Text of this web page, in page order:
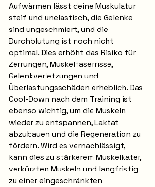
Aufwärmen lässt deine Muskulatur
steif und unelastisch, die Gelenke
sind ungeschmiert, und die
Durchblutung ist noch nicht
optimal. Dies erhöht das Risiko für
Zerrungen, Muskelfaserrisse,
Gelenkverletzungen und
Überlastungsschäden erheblich. Das
Cool-Down nach dem Training ist
ebenso wichtig, um die Muskeln
wieder zu entspannen, Laktat
abzubauen und die Regeneration zu
fördern. Wird es vernachlässigt,
kann dies zu stärkerem Muskelkater,
verkürzten Muskeln und langfristig
zu einer eingeschränkten